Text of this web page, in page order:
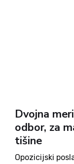
Dvojna
odbor, za
tišine
Opozicijski